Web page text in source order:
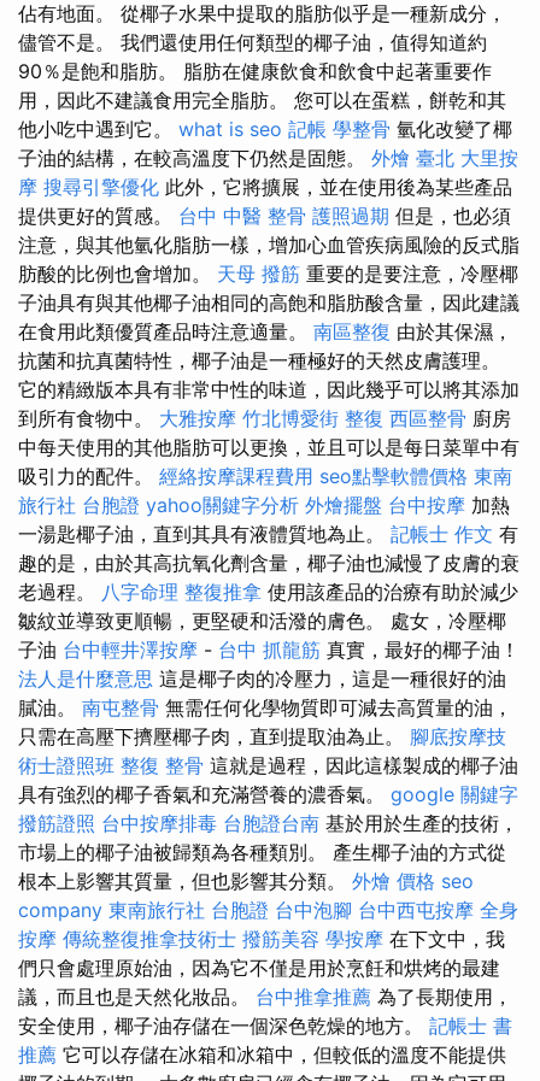
佔有地面。 從椰子水果中提取的脂肪似乎是一種新成分，
儘管不是。 我們還使用任何類型的椰子油，值得知道約
90％是飽和脂肪。 脂肪在健康飲食和飲食中起著重要作
用，因此不建議食用完全脂肪。 您可以在蛋糕，餅乾和其
他小吃中遇到它。 what is seo 記帳 學整骨 氫化改變了椰
子油的結構，在較高溫度下仍然是固態。 外燴 臺北 大里按
摩 搜尋引擎優化 此外，它將擴展，並在使用後為某些產品
提供更好的質感。 台中 中醫 整骨 護照過期 但是，也必須
注意，與其他氫化脂肪一樣，增加心血管疾病風險的反式脂
肪酸的比例也會增加。 天母 撥筋 重要的是要注意，冷壓椰
子油具有與其他椰子油相同的高飽和脂肪酸含量，因此建議
在食用此類優質產品時注意適量。 南區整復 由於其保濕，
抗菌和抗真菌特性，椰子油是一種極好的天然皮膚護理。
它的精緻版本具有非常中性的味道，因此幾乎可以將其添加
到所有食物中。 大雅按摩 竹北博愛街 整復 西區整骨 廚房
中每天使用的其他脂肪可以更換，並且可以是每日菜單中有
吸引力的配件。 經絡按摩課程費用 seo點擊軟體價格 東南
旅行社 台胞證 yahoo關鍵字分析 外燴擺盤 台中按摩 加熱
一湯匙椰子油，直到其具有液體質地為止。 記帳士 作文 有
趣的是，由於其高抗氧化劑含量，椰子油也減慢了皮膚的衰
老過程。 八字命理 整復推拿 使用該產品的治療有助於減少
皺紋並導致更順暢，更堅硬和活潑的膚色。 處女，冷壓椰
子油 台中輕井澤按摩 - 台中 抓龍筋 真實，最好的椰子油！
法人是什麼意思 這是椰子肉的冷壓力，這是一種很好的油
膩油。 南屯整骨 無需任何化學物質即可減去高質量的油，
只需在高壓下擠壓椰子肉，直到提取油為止。 腳底按摩技
術士證照班 整復 整骨 這就是過程，因此這樣製成的椰子油
具有強烈的椰子香氣和充滿營養的濃香氣。 google 關鍵字
撥筋證照 台中按摩排毒 台胞證台南 基於用於生產的技術，
市場上的椰子油被歸類為各種類別。 產生椰子油的方式從
根本上影響其質量，但也影響其分類。 外燴 價格 seo
company 東南旅行社 台胞證 台中泡腳 台中西屯按摩 全身
按摩 傳統整復推拿技術士 撥筋美容 學按摩 在下文中，我
們只會處理原始油，因為它不僅是用於烹飪和烘烤的最建
議，而且也是天然化妝品。 台中推拿推薦 為了長期使用，
安全使用，椰子油存儲在一個深色乾燥的地方。 記帳士 書
推薦 它可以存儲在冰箱和冰箱中，但較低的溫度不能提供